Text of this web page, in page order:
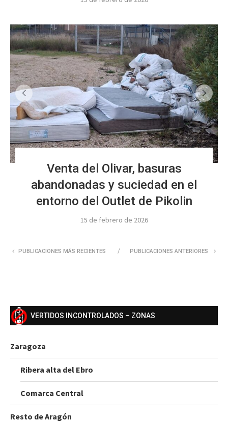
Venta del Olivar, basuras
abandonadas y suciedad en el
entorno del Outlet de Pikolin
15 de febrero de 2026
PUBLICACIONES MÁS RECIENTES PUBLICACIONES ANTERIORES
VERTIDOS INCONTROLADOS – ZONAS
Zaragoza
Ribera alta del Ebro
Comarca Central
Resto de Aragón